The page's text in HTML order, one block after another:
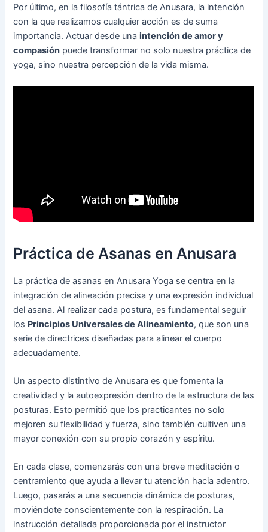
Por último, en la filosofía tántrica de Anusara, la intención
con la que realizamos cualquier acción es de suma
importancia. Actuar desde unaintención de amor y
compasión puede transformar no solo nuestra práctica de
yoga, sino nuestra percepción de la vida misma.
Práctica de Asanas en Anusara
La práctica de asanas en Anusara Yoga se centra en la
integración de alineación precisa y una expresión individual
del asana. Al realizar cada postura, es fundamental seguir
los Principios Universales de Alineamiento, que son una
serie de directrices diseñadas para alinear el cuerpo
adecuadamente.
Un aspecto distintivo de Anusara es que fomenta la
creatividad y la autoexpresión dentro de la estructura de las
posturas. Esto permitió que los practicantes no solo
mejoren su flexibilidad y fuerza, sino también cultiven una
mayor conexión con su propio corazón y espíritu.
En cada clase, comenzarás con una breve meditación o
centramiento que ayuda a llevar tu atención hacia adentro.
Luego, pasarás a una secuencia dinámica de posturas,
moviéndote conscientemente con la respiración. La
instrucción detallada proporcionada por el instructor